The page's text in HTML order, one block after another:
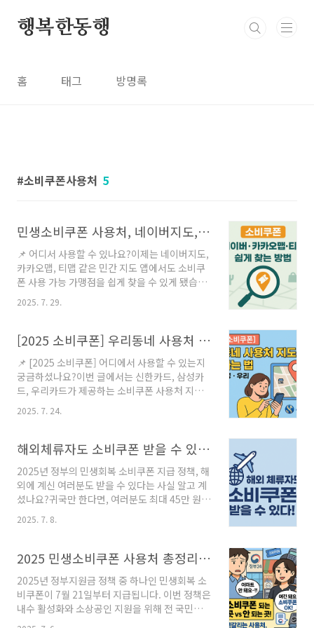
행복한동행
홈 태그 방명록
소비쿠폰사용처 5
민생소비쿠폰 사용처, 네이버지도, 카카오맵·티맵에서 쉽게 찾는 방법
📌 어디서 사용할 수 있나요?이제는 네이버지도,
카카오맵, 티맵 같은 민간 지도 앱에서도 소비쿠
폰 사용 가능 가맹점을 쉽게 찾을 수 있게 됐습니
다. 각 앱에서 '소비쿠폰', '소비쿠폰 가맹점' 등의
키워드를 검색하면 주변 매장을 확인할 수 있습
바로 확인하세요각 지도 앱마다 소비쿠폰 사용처
버지도, 카카오맵, 티맵별 사용법을 정리해드릴
게요. 네이버지도: 검색창에 “민생회복 소비쿠폰
” 또는 “소비쿠폰 가맹점 ” 입력 네이버지도 바로
가기">네이버지도 바로가기찾기 예) 카카오맵:
가기 티맵: 앱실행 후 → 민생 소비쿠폰..
2025. 7. 29.
[2025 소비쿠폰] 우리동네 사용처 지도에서 확인하는 법 – 신한, 삼성, 우리
📌 [2025 소비쿠폰] 어디에서 사용할 수 있는지
궁금하셨나요?이번 글에서는 신한카드, 삼성카
드, 우리카드가 제공하는 소비쿠폰 사용처 지도
검색 방법을 정리했습니다.우리동네에서 쓸 수
있는 매장을 손쉽게 확인해보세요!💡 소비쿠폰
가맹점이 조금씩 다릅니다.이 글에서는 신한카드
주의사항, 실속 꿀팁까지 한눈에 정리해드립니
다.✅ 사용 가능 업종 & 제한사항 (공통)✅ 사용
가능: 전통시장, 동네마트, 음식점, 약국, 학원, 미
용실, 안경점, 프랜차이즈 매장 등 (연매출 30억
등🏦 신한카드 가맹점 안내▶ 신..
2025. 7. 24.
해외체류자도 소비쿠폰 받을 수 있다! 귀국 조건·신청방법 총정리
2025년 정부의 민생회복 소비쿠폰 지급 정책, 해
외에 계신 여러분도 받을 수 있다는 사실 알고 계
셨나요?귀국만 한다면, 여러분도 최대 45만 원 +
10만 원(2차) 소비쿠폰을 받을 수 있습니다.해외
에 있는 가족, 유학생, 장기 출장자 분들 꼭 확인
소비쿠폰 지급 금액 구성해외체류자 신청 절차
요약자주 묻는 질문 (FAQ)소비쿠폰 사용 가능 업
종✅ 해외거주자 소비쿠폰 수령 조건항목내용국
적2025년 6월 18일 기준 대한민국 국적 보유자
귀국 요건9월 12일(금)까지 귀국 후 출입국 기록
2025. 7. 8.
2025 민생소비쿠폰 사용처 총정리! 되는 곳 vs 안 되는 곳 한눈에 정리
2025년 정부지원금 정책 중 하나인 민생회복 소
비쿠폰이 7월 21일부터 지급됩니다. 이번 정책은
내수 활성화와 소상공인 지원을 위해 전 국민을